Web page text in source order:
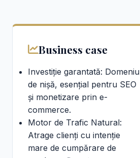
Business case
Investiție garantată: Domeniu
de nișă, esențial pentru SEO
și monetizare prin e-
commerce.
Motor de Trafic Natural:
Atrage clienți cu intenție
mare de cumpărare de